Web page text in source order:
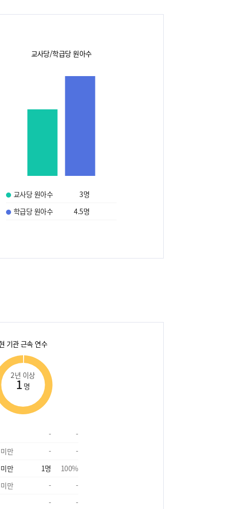
교사당/학급당 원아수
교사당 원아수 3명
학급당 원아수
4.5명
기관 근속 연수
2년 이상
1 명
-
-
만
-
-
만
1명 100%
만
-
-
-
-